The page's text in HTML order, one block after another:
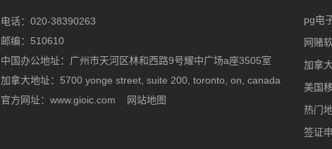
电话：020-38390263
邮编：510610
中国办公地址：广州市天河区林和西路9号耀中广场a座3505室
加拿大地址：5700 yonge street, suite 200, toronto, on, canada
官方网址：www.gioic.com
网站地图
pg电
网赌
加拿
美国
热门
签证